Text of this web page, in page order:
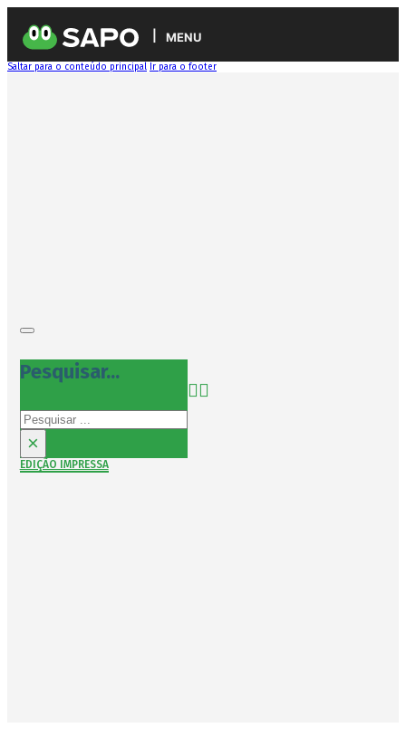
MENU
Saltar para o conteúdo principal Ir para o footer
Pesquisar...
Pesquisar
×
EDIÇÃO IMPRESSA